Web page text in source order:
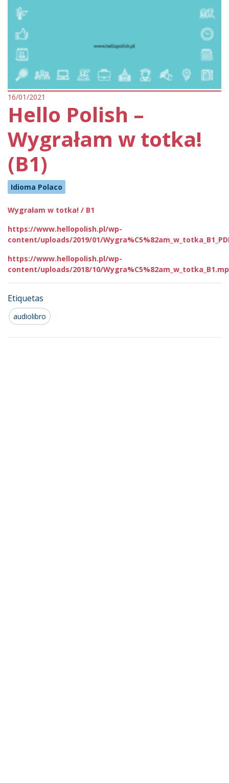
16/01/2021
Hello Polish –
Wygrałam w totka!
(B1)
Idioma Polaco
Wygrałam w totka! / B1
https://www.hellopolish.pl/wp-
content/uploads/2019/01/
https://www.hellopolish.pl/wp-
content/uploads/2018/10/
Etiquetas
audiolibro